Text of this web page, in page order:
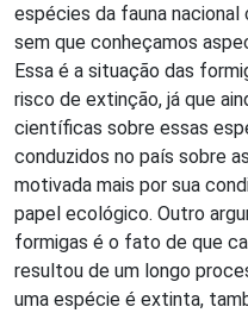
espécies da fauna
sem que conheçamos
Essa é a situação das
risco de extinção, já que
científicas sobre essas
conduzidos no país sobre
motivada mais por sua
papel ecológico. Outro
formigas é o fato de que
resultou de um longo
uma espécie é extinta,